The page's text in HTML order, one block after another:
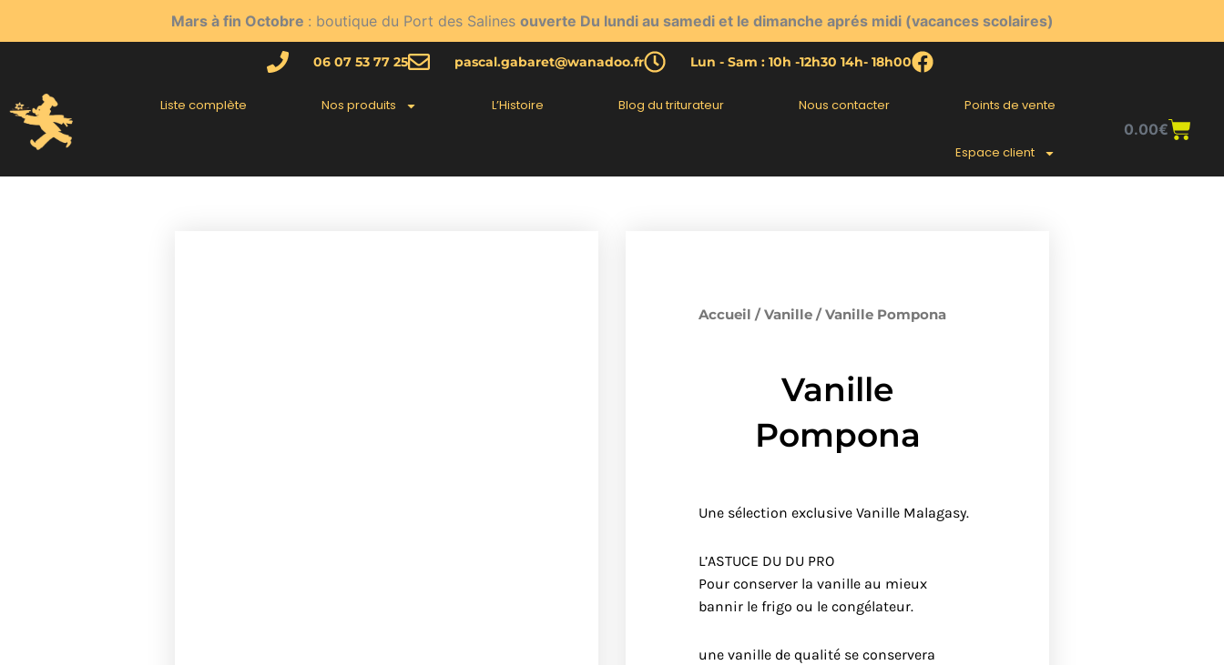
Mars à fin Octobre : boutique du Port des Salines ouverte Du lundi au samedi et le dimanche aprés midi (vacances scolaires)
06 07 53 77 25 pascal.gabaret@wanadoo.fr Lun - Sam : 10h -12h30 14h- 18h00
Liste complète Nos produits L’Histoire Blog du triturateur Nous contacter Points de vente
Espace client
0.00€
Accueil / Vanille / Vanille Pompona
Vanille
Pompona
Une sélection exclusive Vanille Malagasy.
L’ASTUCE DU DU PRO
Pour conserver la vanille au mieux
bannir le frigo ou le congélateur.
une vanille de qualité se conservera